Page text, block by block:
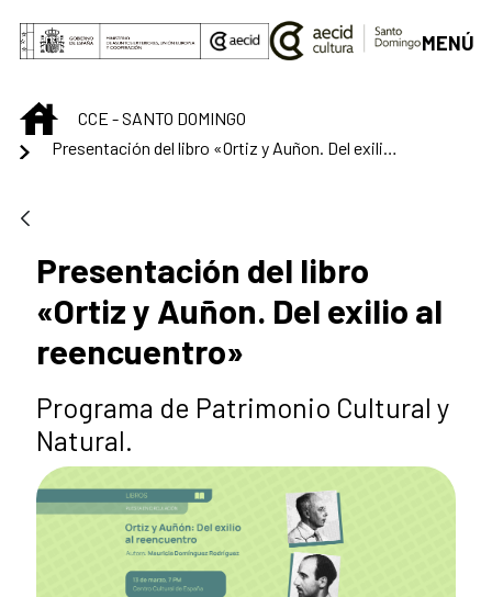
Saltar al contenido principal
MENÚ
INICIOCCE - SANTO DOMINGO
Presentación del libro «Ortiz y Auñon. Del exilio al reencuentro»
Presentación del libro
«Ortiz y Auñon. Del exilio al
reencuentro»
Programa de Patrimonio Cultural y
Natural.